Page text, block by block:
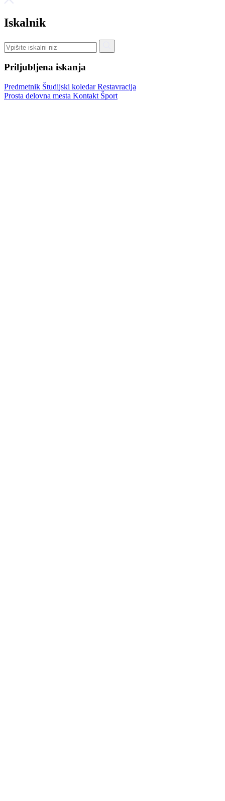
Iskalnik
Priljubljena iskanja
Predmetnik Študijski koledarRestavracija
Prosta delovna mesta Kontakt Šport